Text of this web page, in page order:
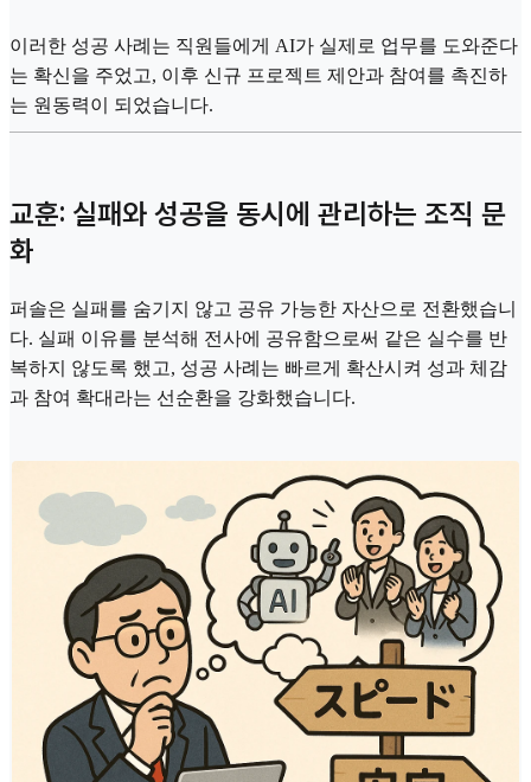
이러한 성공 사례는 직원들에게 AI가 실제로 업무를 도와준다
는 확신을 주었고, 이후 신규 프로젝트 제안과 참여를 촉진하
는 원동력이 되었습니다.
교훈: 실패와 성공을 동시에 관리하는 조직 문
화
퍼솔은 실패를 숨기지 않고 공유 가능한 자산으로 전환했습니
다. 실패 이유를 분석해 전사에 공유함으로써 같은 실수를 반
복하지 않도록 했고, 성공 사례는 빠르게 확산시켜 성과 체감
과 참여 확대라는 선순환을 강화했습니다.